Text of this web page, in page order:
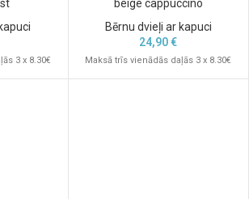
3 x 8.30€
beige cappuccino
Bērnu dvieļi ar kapuci
24,90€
Maksā trīs vienādās daļās 3 x 8.30€